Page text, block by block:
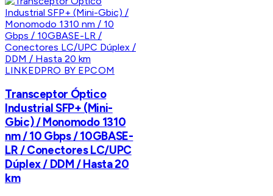
LINKEDPRO BY EPCOM
Transceptor Óptico
Industrial SFP+ (Mini-
Gbic) / Monomodo 1310
nm / 10 Gbps / 10GBASE-
LR / Conectores LC/UPC
Dúplex / DDM / Hasta 20
km